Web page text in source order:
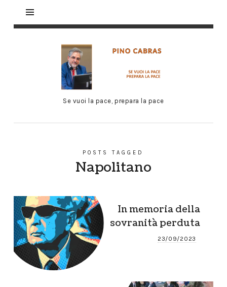
Se vuoi la pace, prepara la pace
POSTS TAGGED
Napolitano
In memoria della
sovranità perduta
23/09/2023